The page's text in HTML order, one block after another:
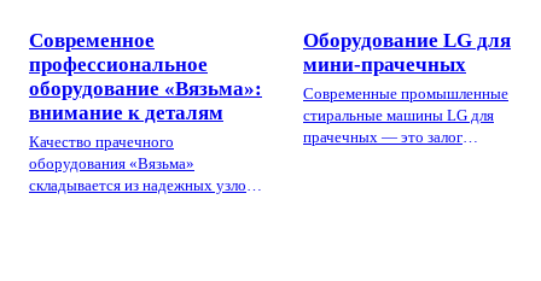
Современное
профессиональное
оборудование «Вязьма»:
внимание к деталям
Качество прачечного
оборудования «Вязьма»
складывается из надежных узлов
Оборудование LG для
мини-прачечных
Современные промышленные
стиральные машины LG для
прачечных — это залог